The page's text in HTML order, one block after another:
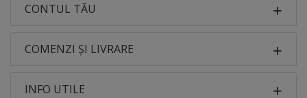
CONTUL TĂU
COMENZI ȘI LIVRARE
INFO UTILE